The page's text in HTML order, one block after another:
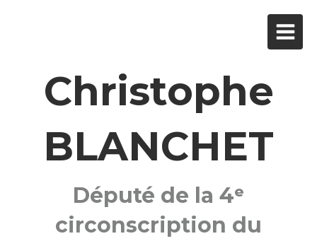
Christophe
BLANCHET
Député de la 4ᵉ
circonscription du